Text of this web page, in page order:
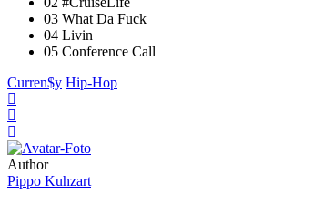
03 What Da Fuck
04 Livin
05 Conference Call
Curren$y Hip-Hop
Author
Pippo Kuhzart